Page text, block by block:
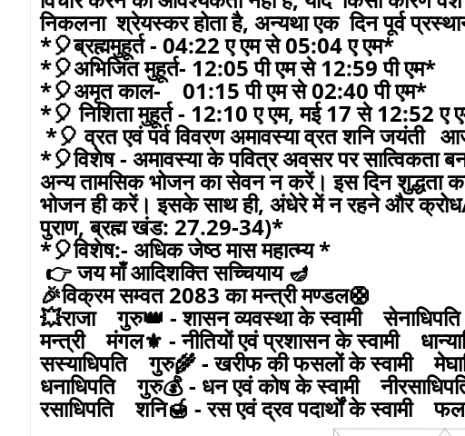
निकलना श्रेयस्कर होता है, अन्यथा एक दिन पूर्व
*🎈ब्रह्ममुहूर्त - 04:22 ए एम से 05:04 ए एम*
*🎈अभिजित मुहूर्त- 12:05 पी एम से 12:59 पी एम*
*🎈अमृत काल- 01:15 पी एम से 02:40 पी एम*
*🎈 निशिता मुहूर्त - 12:10 ए एम, मई 17 से 12:52 ए
*🎈 व्रत एवं पर्व विवरण अमावस्या व्रत शनि जयंती
*🎈विशेष - अमावस्या के पवित्र अवसर पर सात्विकता
अन्य तामसिक भोजन का सेवन न करें। इस दिन शुद्धता
भोजन ही करें। इसके साथ ही, अंधेरे में न रहने और
पुराण, ब्रह्म खंड: 27.29-34)*
*🎈विशेष:- अधिक जेष्ठ मास महात्म्य *
👉 जय माँ आदिशक्ति सच्चियाय 🪔
🎉विक्रम सम्वत 2083 का मन्त्री मण्डल🛟
💥राजा गुरु👑 - शासन व्यवस्था के स्वामी
मन्त्री मंगल⚜️ - नीतियों एवं प्रशासन के स्वामी
सस्याधिपति गुरु🌾 - खरीफ की फसलों के स्वामी
धनाधिपति गुरु💰 - धन एवं कोष के स्वामी
रसाधिपति शनि🍯 - रस एवं द्रव पदार्थों के स्वामी